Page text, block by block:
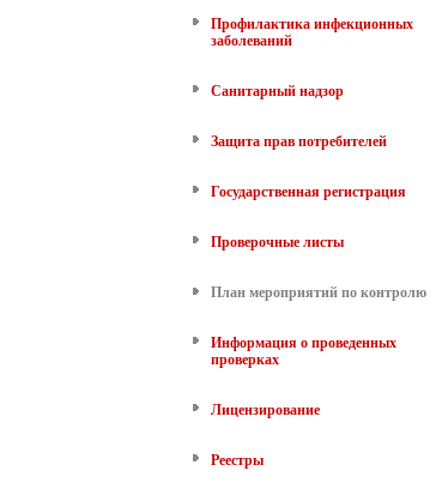
Профилактика инфекционных
заболеваний
Санитарный надзор
Защита прав потребителей
Государственная регистрация
Проверочные листы
План мероприятий по контролю
Информация о проведенных
проверках
Лицензирование
Реестры